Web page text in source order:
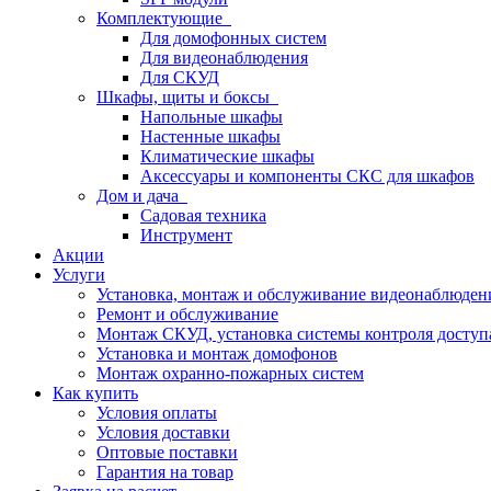
Комплектующие
Для домофонных систем
Для видеонаблюдения
Для СКУД
Шкафы, щиты и боксы
Напольные шкафы
Настенные шкафы
Климатические шкафы
Аксессуары и компоненты СКС для шкафов
Дом и дача
Садовая техника
Инструмент
Акции
Услуги
Установка, монтаж и обслуживание
Ремонт и обслуживание
Монтаж СКУД, установка системы контроля
Установка и монтаж домофонов
Монтаж охранно-пожарных систем
Как купить
Условия оплаты
Условия доставки
Оптовые поставки
Гарантия на товар